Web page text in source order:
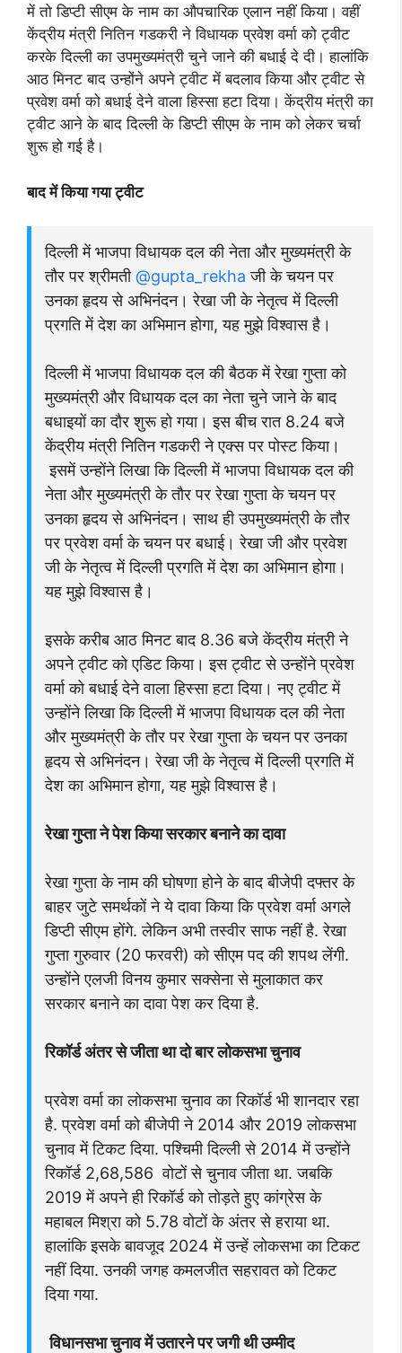
में तो डिप्टी सीएम के नाम का औपचारिक एलान नहीं किया। वहीं
केंद्रीय मंत्री नितिन गडकरी ने विधायक प्रवेश वर्मा को ट्वीट
करके दिल्ली का उपमुख्यमंत्री चुने जाने की बधाई दे दी। हालांकि
आठ मिनट बाद उन्होंने अपने ट्वीट में बदलाव किया और ट्वीट से
प्रवेश वर्मा को बधाई देने वाला हिस्सा हटा दिया। केंद्रीय मंत्री का
ट्वीट आने के बाद दिल्ली के डिप्टी सीएम के नाम को लेकर चर्चा
शुरू हो गई है।
बाद में किया गया ट्वीट
दिल्ली में भाजपा विधायक दल की नेता और मुख्यमंत्री के
तौर पर श्रीमती@gupta_rekha जी के चयन पर
उनका हृदय से अभिनंदन। रेखा जी के नेतृत्व में दिल्ली
प्रगति में देश का अभिमान होगा, यह मुझे विश्वास है।
दिल्ली में भाजपा विधायक दल की बैठक में रेखा गुप्ता को
मुख्यमंत्री और विधायक दल का नेता चुने जाने के बाद
बधाइयों का दौर शुरू हो गया। इस बीच रात 8.24 बजे
केंद्रीय मंत्री नितिन गडकरी ने एक्स पर पोस्ट किया।
इसमें उन्होंने लिखा कि दिल्ली में भाजपा विधायक दल की
नेता और मुख्यमंत्री के तौर पर रेखा गुप्ता के चयन पर
उनका हृदय से अभिनंदन। साथ ही उपमुख्यमंत्री के तौर
पर प्रवेश वर्मा के चयन पर बधाई। रेखा जी और प्रवेश
जी के नेतृत्व में दिल्ली प्रगति में देश का अभिमान होगा।
यह मुझे विश्वास है।
इसके करीब आठ मिनट बाद 8.36 बजे केंद्रीय मंत्री ने
अपने ट्वीट को एडिट किया। इस ट्वीट से उन्होंने प्रवेश
वर्मा को बधाई देने वाला हिस्सा हटा दिया। नए ट्वीट में
उन्होंने लिखा कि दिल्ली में भाजपा विधायक दल की नेता
और मुख्यमंत्री के तौर पर रेखा गुप्ता के चयन पर उनका
हृदय से अभिनंदन। रेखा जी के नेतृत्व में दिल्ली प्रगति में
देश का अभिमान होगा, यह मुझे विश्वास है।
रेखा गुप्ता ने पेश किया सरकार बनाने का दावा
रेखा गुप्ता के नाम की घोषणा होने के बाद बीजेपी दफ्तर के
बाहर जुटे समर्थकों ने ये दावा किया कि प्रवेश वर्मा अगले
डिप्टी सीएम होंगे. लेकिन अभी तस्वीर साफ नहीं है. रेखा
गुप्ता गुरुवार (20 फरवरी) को सीएम पद की शपथ लेंगी.
उन्होंने एलजी विनय कुमार सक्सेना से मुलाकात कर
सरकार बनाने का दावा पेश कर दिया है.
रिकॉर्ड अंतर से जीता था दो बार लोकसभा चुनाव
प्रवेश वर्मा का लोकसभा चुनाव का रिकॉर्ड भी शानदार रहा
है. प्रवेश वर्मा को बीजेपी ने 2014 और 2019 लोकसभा
चुनाव में टिकट दिया. पश्चिमी दिल्ली से 2014 में उन्होंने
रिकॉर्ड 2,68,586 वोटों से चुनाव जीता था. जबकि
2019 में अपने ही रिकॉर्ड को तोड़ते हुए कांग्रेस के
महाबल मिश्रा को 5.78 वोटों के अंतर से हराया था.
हालांकि इसके बावजूद 2024 में उन्हें लोकसभा का टिकट
नहीं दिया. उनकी जगह कमलजीत सहरावत को टिकट
दिया गया.
विधानसभा चुनाव में उतारने पर जगी थी उम्मीद